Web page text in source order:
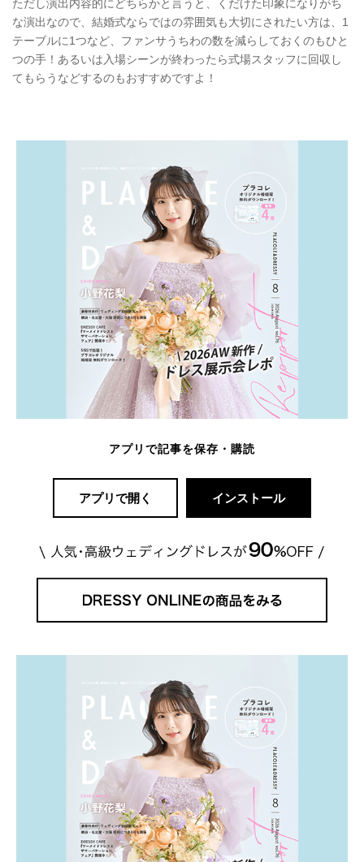
ただし演出内容的にどちらかと言うと、くだけた印象になりがち
な演出なので、結婚式ならではの雰囲気も大切にされたい方は、1
テーブルに1つなど、ファンサうちわの数を減らしておくのもひと
つの手！あるいは入場シーンが終わったら式場スタッフに回収し
てもらうなどするのもおすすめですよ！
アプリで記事を保存・購読
アプリで開く インストール